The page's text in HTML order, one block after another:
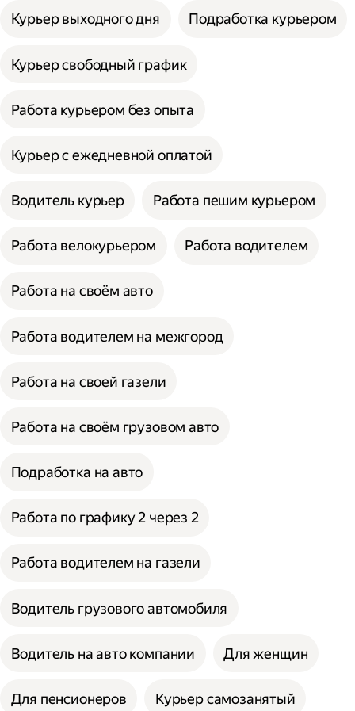
Курьер выходного дня Подработка курьером
Курьер свободный график
Работа курьером без опыта
Курьер с ежедневной оплатой
Водитель курьер Работа пешим курьером
Работа велокурьером Работа водителем
Работа на своём авто
Работа водителем на межгород
Работа на своей газели
Работа на своём грузовом авто
Подработка на авто
Работа по графику 2 через 2
Работа водителем на газели
Водитель грузового автомобиля
Водитель на авто компании Для женщин
Для пенсионеров Курьер самозанятый